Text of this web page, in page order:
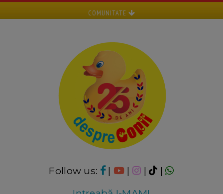
COMUNITATE
Follow us: | | |
|